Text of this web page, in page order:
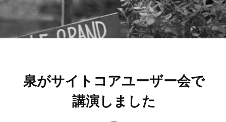
泉がサイトコアユーザー会で
講演しました